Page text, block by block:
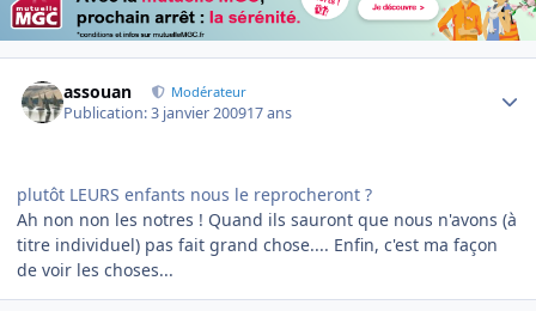
assouan Modérateur
Publication:3 janvier 200917 ans
plutôt LEURS enfants nous le reprocheront ?
Ah non non les notres ! Quand ils sauront que nous n'avons (à
titre individuel) pas fait grand chose.... Enfin, c'est ma façon
de voir les choses...